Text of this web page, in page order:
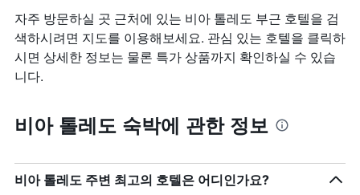
자주 방문하실 곳 근처에 있는 비아 톨레도 부근 호텔을 검
색하시려면 지도를 이용해보세요. 관심 있는 호텔을 클릭하
시면 상세한 정보는 물론 특가 상품까지 확인하실 수 있습
니다.
비아 톨레도 숙박에 관한 정보
비아 톨레도 주변 최고의 호텔은 어디인가요?